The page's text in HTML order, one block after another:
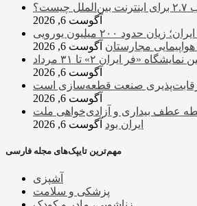
آگوست 6, 2026
پیامدهای تجاوز به ایران؛ زیان حدود ۲۰۰ میلیون یورویی
مجارستان آگوست 6, 2026
«فر ایران ۲» تا ۳۱ مرداد
آگوست 6, 2026
صنعت قطعه‌سازی است
آگوست 6, 2026
عطف بیداری و آزادی‌خواهی ملت
ایران بود آگوست 6, 2026
مهم‌ترین تایپک‌های مجله فارسی
آشپزی
پزشکی و سلامت